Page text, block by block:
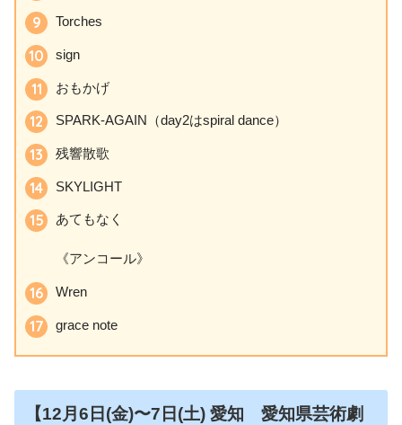
Torches
sign
おもかげ
SPARK-AGAIN（day2はspiral dance）
残響散歌
SKYLIGHT
あてもなく
《アンコール》
Wren
grace note
【12月6日 (金)〜7日(土) 愛知 愛知県芸術劇